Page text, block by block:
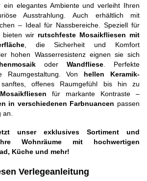
elegantes Ambiente und verleiht Ihren
Ausstrahlung.
Auch erhältlich mit
– Ideal für Nassbereiche. Speziell für
bieten wir rutschfeste Mosaikfliesen mit
, die Sicherheit und Komfort
hohen Wasserresistenz eignen sie sich
oder Wandfliese
Perfekte
Raumgestaltung. Von hellen Keramik-
offenes Raumgefühl bis hin zu
für markante Kontraste –
in verschiedenen Farbnuancen passen
unser exklusives Sortiment und
Wohnräume mit hochwertigen
Küche und mehr!
Verlegeanleitung